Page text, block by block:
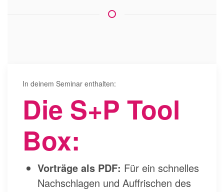
In deinem Seminar enthalten:
Die S+P Tool
Box:
Vorträge als PDF: Für ein schnelles
Nachschlagen und Auffrischen des